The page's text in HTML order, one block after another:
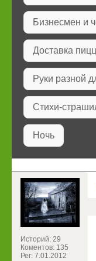
Бизнесмен и
Доставка
Руки разной
Стихи-
Ночь
Историй: 29
Коментов: 135
Рег: 7.01.2012